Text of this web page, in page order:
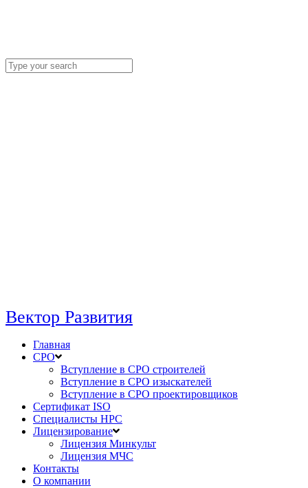
Вектор Развития
Главная
СРО
Вступление в СРО строителей
Вступление в СРО изыскателей
Вступление в СРО проектировщиков
Сертификат ISO
Специалисты НРС
Лицензирование
Лицензия Минкульт
Лицензия МЧС
Контакты
О компании